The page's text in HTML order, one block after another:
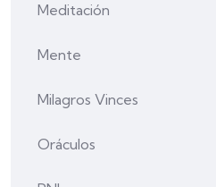
Meditación
Mente
Milagros Vinces
Oráculos